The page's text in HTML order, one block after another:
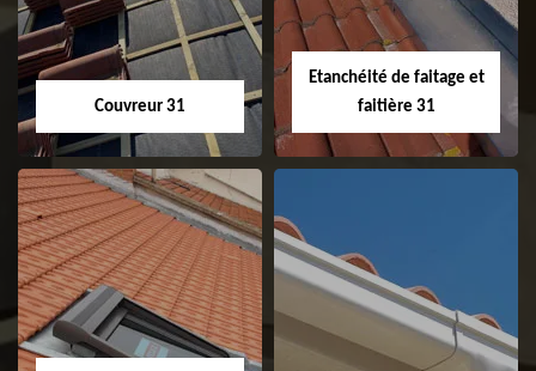
Couvreur 31
Couvreur 31
Etanchéité de faitage et
faitière 31
Etanchéité de
faitage et faitière
31